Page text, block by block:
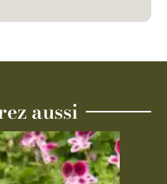
aussi